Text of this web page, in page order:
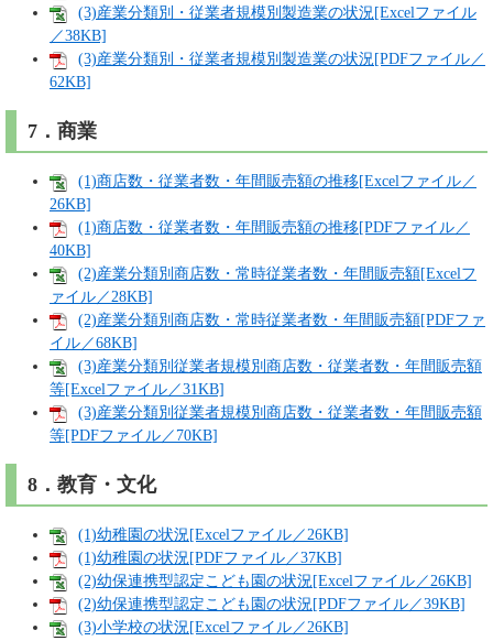
(3)産業分類別・従業者規模別製造業の状況[Excelファイル
／38KB]
(3)産業分類別・従業者規模別製造業の状況[PDFファイル／
62KB]
7．商業
(1)商店数・従業者数・年間販売額の推移[Excelファイル／
26KB]
(1)商店数・従業者数・年間販売額の推移[PDFファイル／
40KB]
(2)産業分類別商店数・常時従業者数・年間販売額[Excelフ
ァイル／28KB]
(2)産業分類別商店数・常時従業者数・年間販売額[PDFファ
イル／68KB]
(3)産業分類別従業者規模別商店数・従業者数・年間販売額
等[Excelファイル／31KB]
(3)産業分類別従業者規模別商店数・従業者数・年間販売額
等[PDFファイル／70KB]
8．教育・文化
(1)幼稚園の状況[Excelファイル／26KB]
(1)幼稚園の状況[PDFファイル／37KB]
(2)幼保連携型認定こども園の状況[Excelファイル／26KB]
(2)幼保連携型認定こども園の状況[PDFファイル／39KB]
(3)小学校の状況[Excelファイル／26KB]